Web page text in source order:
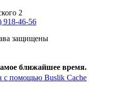
2
918-46-56
защищены
ближайшее время.
с помощью Buslik Cache